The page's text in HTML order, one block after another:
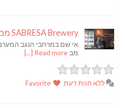
SABRESA Brewery מבשלת שיכר | מבשלת בירה
אי שם במרחבי הנגב
מבRead more [...]
ללא חוות דעת